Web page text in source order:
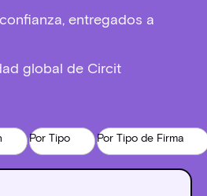
entregados a
global de Circit
Por Tipo Por Tipo de Firma